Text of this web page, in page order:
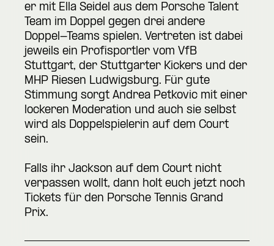
er mit Ella Seidel aus dem Porsche Talent
Team im Doppel gegen drei andere
Doppel-Teams spielen. Vertreten ist dabei
jeweils ein Profisportler vom VfB
Stuttgart, der Stuttgarter Kickers und der
MHP Riesen Ludwigsburg. Für gute
Stimmung sorgt Andrea Petkovic mit einer
lockeren Moderation und auch sie selbst
wird als Doppelspielerin auf dem Court
sein.
Falls ihr Jackson auf dem Court nicht
verpassen wollt, dann holt euch jetzt noch
Tickets für den Porsche Tennis Grand
Prix.